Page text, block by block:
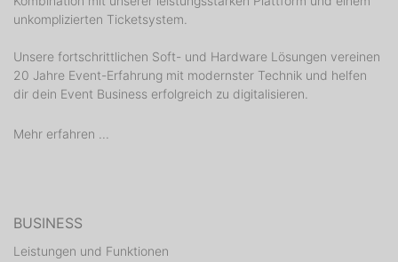
unkomplizierten Ticketsystem.
Unsere fortschrittlichen Soft- und Hardware Lösungen vereinen
20 Jahre Event-Erfahrung mit modernster Technik und helfen
dir dein Event Business erfolgreich zu digitalisieren.
Mehr erfahren ...
BUSINESS
Leistungen und Funktionen